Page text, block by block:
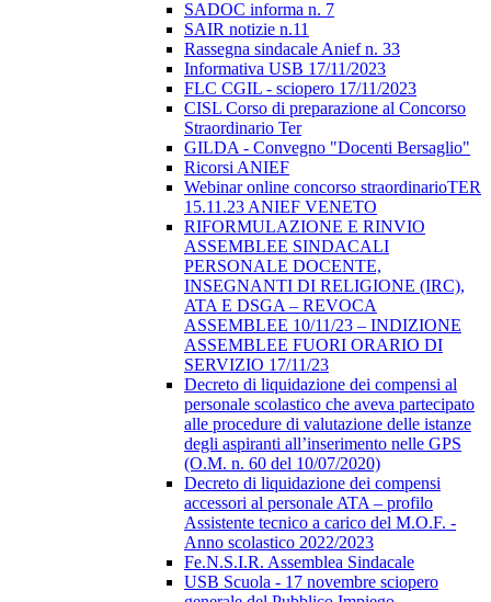
SADOC informa n. 7
SAIR notizie n.11
Rassegna sindacale Anief n. 33
Informativa USB 17/11/2023
FLC CGIL - sciopero 17/11/2023
CISL Corso di preparazione al Concorso
Straordinario Ter
GILDA - Convegno "Docenti Bersaglio"
Ricorsi ANIEF
Webinar online concorso straordinarioTER
15.11.23 ANIEF VENETO
RIFORMULAZIONE E RINVIO
ASSEMBLEE SINDACALI
PERSONALE DOCENTE,
INSEGNANTI DI RELIGIONE (IRC),
ATA E DSGA – REVOCA
ASSEMBLEE 10/11/23 – INDIZIONE
ASSEMBLEE FUORI ORARIO DI
SERVIZIO 17/11/23
Decreto di liquidazione dei compensi al
personale scolastico che aveva partecipato
alle procedure di valutazione delle istanze
degli aspiranti all’inserimento nelle GPS
(O.M. n. 60 del 10/07/2020)
Decreto di liquidazione dei compensi
accessori al personale ATA – profilo
Assistente tecnico a carico del M.O.F. -
Anno scolastico 2022/2023
Fe.N.S.I.R. Assemblea Sindacale
USB Scuola - 17 novembre sciopero